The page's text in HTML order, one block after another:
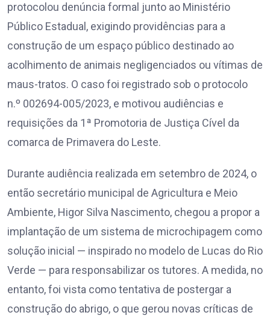
protocolou denúncia formal junto ao Ministério
Público Estadual, exigindo providências para a
construção de um espaço público destinado ao
acolhimento de animais negligenciados ou vítimas de
maus-tratos. O caso foi registrado sob o protocolo
n.º 002694-005/2023, e motivou audiências e
requisições da 1ª Promotoria de Justiça Cível da
comarca de Primavera do Leste.
Durante audiência realizada em setembro de 2024, o
então secretário municipal de Agricultura e Meio
Ambiente, Higor Silva Nascimento, chegou a propor a
implantação de um sistema de microchipagem como
solução inicial — inspirado no modelo de Lucas do Rio
Verde — para responsabilizar os tutores. A medida, no
entanto, foi vista como tentativa de postergar a
construção do abrigo, o que gerou novas críticas de